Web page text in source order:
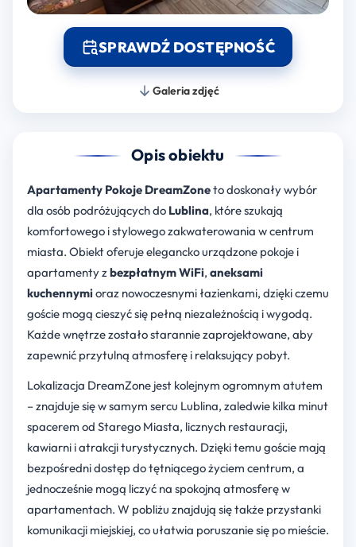
SPRAWDŹ DOSTĘPNOŚĆ
Galeria zdjęć
Opis obiektu
Apartamenty Pokoje DreamZoneto doskonały wybór
dla osób podróżujących do Lublina, które szukają
komfortowego i stylowego zakwaterowania w centrum
miasta. Obiekt oferuje elegancko urządzone pokoje i
apartamenty zbezpłatnym WiFi, aneksami
kuchennymioraz nowoczesnymi łazienkami, dzięki czemu
goście mogą cieszyć się pełną niezależnością i wygodą.
Każde wnętrze zostało starannie zaprojektowane, aby
zapewnić przytulną atmosferę i relaksujący pobyt.
Lokalizacja DreamZone jest kolejnym ogromnym atutem
– znajduje się w samym sercu Lublina, zaledwie kilka minut
spacerem od Starego Miasta, licznych restauracji,
kawiarni i atrakcji turystycznych. Dzięki temu goście mają
bezpośredni dostęp do tętniącego życiem centrum, a
jednocześnie mogą liczyć na spokojną atmosferę w
apartamentach. W pobliżu znajdują się także przystanki
komunikacji miejskiej, co ułatwia poruszanie się po mieście.